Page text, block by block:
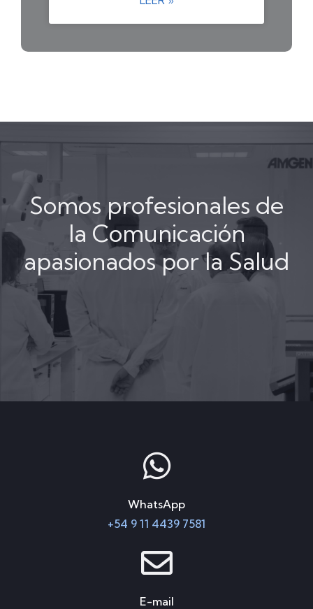
Somos profesionales de
la Comunicación
apasionados por la Salud
WhatsApp
+54 9 11 4439 7581
E-mail